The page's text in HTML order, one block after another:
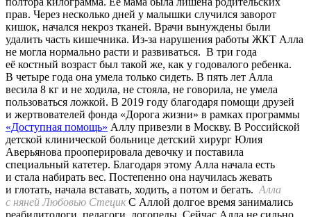
прав. Через несколько дней у малышки случился заворот
кишок, начался некроз тканей. Врачи вынуждены были
удалить часть кишечника. Из-за нарушения работы ЖКТ Алла
не могла нормально расти и развиваться. В три года
её костный возраст был такой же, как у годовалого ребенка.
В четыре года она умела только сидеть. В пять лет Алла
весила 8 кг и не ходила, не стояла, не говорила, не умела
пользоваться ложкой. В 2019 году благодаря помощи друзей
и жертвователей фонда «Дорога жизни» в рамках программы
«Доступная помощь» Аллу привезли в Москву. В Российской
детской клинической больнице детский хирург Юлия
Аверьянова прооперировала девочку и поставила
специальный катетер. Благодаря этому Алла начала есть
и стала набирать вес. Постепенно она научилась жевать
и глотать, начала вставать, ходить, а потом и бегать. Алла
с няней Любовью СтецикС Аллой долгое время занимались
реабилитологи, педагоги, логопеды. Сейчас Алла не сильно